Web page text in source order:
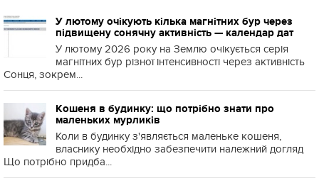
У лютому очікують кілька магнітних бур через
підвищену сонячну активність — календар дат
У лютому 2026 року на Землю очікується серія
магнітних бур різної інтенсивності через активність
Сонця, зокрем...
Кошеня в будинку: що потрібно знати про
маленьких мурликів
Коли в будинку з'являється маленьке кошеня,
власнику необхідно забезпечити належний догляд
Що потрібно придба...